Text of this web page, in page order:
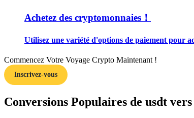
Guide de démarrage des contrats à terme
Achetez des cryptomonnaies！
Utilisez une variété d'options de paiement pour
Commencez Votre Voyage Crypto Maintenant !
Inscrivez-vous
Conversions Populaires de usdt